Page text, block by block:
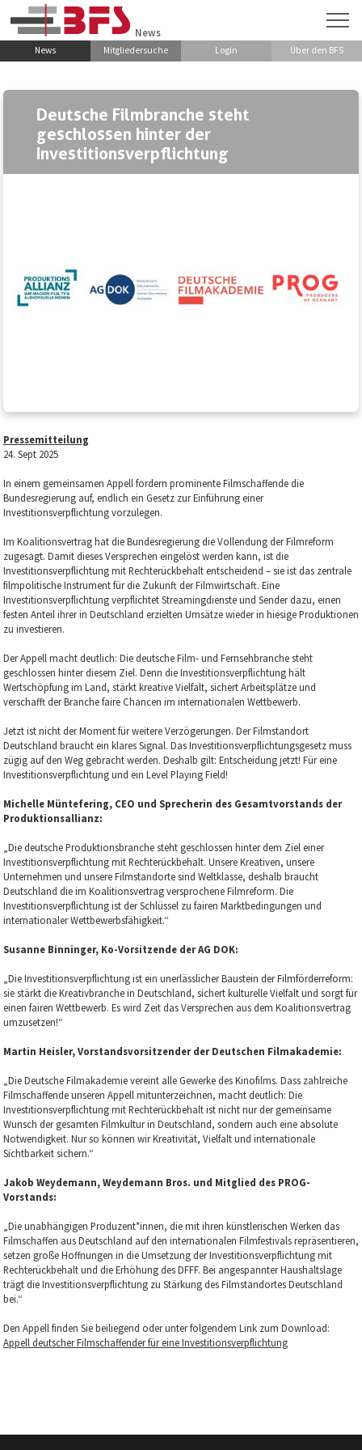
Zum Hauptinhalt springen
News
News Mitgliedersuche Login Über den BFS
Deutsche Filmbranche steht
geschlossen hinter der
Investitionsverpflichtung
Pressemitteilung
24. Sept 2025
In einem gemeinsamen Appell fordern prominente Filmschaffende die
Bundesregierung auf, endlich ein Gesetz zur Einführung einer
Investitionsverpflichtung vorzulegen.
Im Koalitionsvertrag hat die Bundesregierung die Vollendung der Filmreform
zugesagt. Damit dieses Versprechen eingelöst werden kann, ist die
Investitionsverpflichtung mit Rechterückbehalt entscheidend – sie ist das zentrale
filmpolitische Instrument für die Zukunft der Filmwirtschaft. Eine
Investitionsverpflichtung verpflichtet Streamingdienste und Sender dazu, einen
festen Anteil ihrer in Deutschland erzielten Umsätze wieder in hiesige Produktionen
zu investieren.
Der Appell macht deutlich: Die deutsche Film- und Fernsehbranche steht
geschlossen hinter diesem Ziel. Denn die Investitionsverpflichtung hält
Wertschöpfung im Land, stärkt kreative Vielfalt, sichert Arbeitsplätze und
verschafft der Branche faire Chancen im internationalen Wettbewerb.
Jetzt ist nicht der Moment für weitere Verzögerungen. Der Filmstandort
Deutschland braucht ein klares Signal. Das Investitionsverpflichtungsgesetz muss
zügig auf den Weg gebracht werden. Deshalb gilt: Entscheidung jetzt! Für eine
Investitionsverpflichtung und ein Level Playing Field!
Michelle Müntefering, CEO und Sprecherin des Gesamtvorstands der
Produktionsallianz:
„Die deutsche Produktionsbranche steht geschlossen hinter dem Ziel einer
Investitionsverpflichtung mit Rechterückbehalt. Unsere Kreativen, unsere
Unternehmen und unsere Filmstandorte sind Weltklasse, deshalb braucht
Deutschland die im Koalitionsvertrag versprochene Filmreform. Die
Investitionsverpflichtung ist der Schlüssel zu fairen Marktbedingungen und
internationaler Wettbewerbsfähigkeit.“
Susanne Binninger, Ko-Vorsitzende der AG DOK:
„Die Investitionsverpflichtung ist ein unerlässlicher Baustein der Filmförderreform:
sie stärkt die Kreativbranche in Deutschland, sichert kulturelle Vielfalt und sorgt für
einen fairen Wettbewerb. Es wird Zeit das Versprechen aus dem Koalitionsvertrag
umzusetzen!“
Martin Heisler, Vorstandsvorsitzender der Deutschen Filmakademie:
„Die Deutsche Filmakademie vereint alle Gewerke des Kinofilms. Dass zahlreiche
Filmschaffende unseren Appell mitunterzeichnen, macht deutlich: Die
Investitionsverpflichtung mit Rechterückbehalt ist nicht nur der gemeinsame
Wunsch der gesamten Filmkultur in Deutschland, sondern auch eine absolute
Notwendigkeit. Nur so können wir Kreativität, Vielfalt und internationale
Sichtbarkeit sichern.“
Jakob Weydemann, Weydemann Bros. und Mitglied des PROG-
Vorstands:
„Die unabhängigen Produzent*innen, die mit ihren künstlerischen Werken das
Filmschaffen aus Deutschland auf den internationalen Filmfestivals repräsentieren,
setzen große Hoffnungen in die Umsetzung der Investitionsverpflichtung mit
Rechterückbehalt und die Erhöhung des DFFF. Bei angespannter Haushaltslage
trägt die Investitionsverpflichtung zu Stärkung des Filmstandortes Deutschland
bei.“
Den Appell finden Sie beiliegend oder unter folgendem Link zum Download:
Appell deutscher Filmschaffender für eine Investitionsverpflichtung